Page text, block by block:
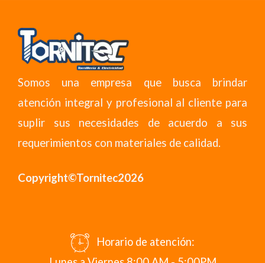
Somos una empresa que busca brindar
atención integral y profesional al cliente para
suplir sus necesidades de acuerdo a sus
requerimientos con materiales de calidad.
Copyright©Tornitec2026
Horario de atención: